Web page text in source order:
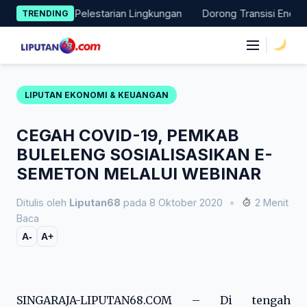
Skip
to
content
TRENDING
Nyata Pelestarian Lingkungan Dorong Transisi Energi di
LIPUTAN EKONOMI & KEUANGAN
CEGAH COVID-19, PEMKAB
BULELENG SOSIALISASIKAN E-
SEMETON MELALUI WEBINAR
Ditulis oleh Liputan68 pada 8 Oktober 2020 •
2 Menit
Baca
A- A+
SINGARAJA-LIPUTAN68.COM – Di tengah